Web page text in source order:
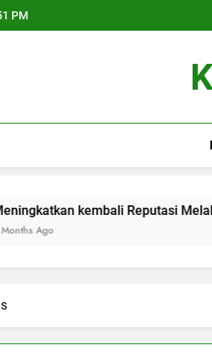
PM
kembali Reputasi Melalui